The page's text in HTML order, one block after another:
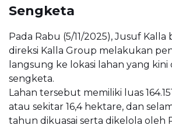
Sengketa
Pada Rabu (5/11/2025), Jusuf Kalla
direksi Kalla Group melakukan
langsung ke lokasi lahan yang kini
sengketa.
Lahan tersebut memiliki luas
atau sekitar 16,4 hektare, dan
tahun dikuasai serta dikelola oleh